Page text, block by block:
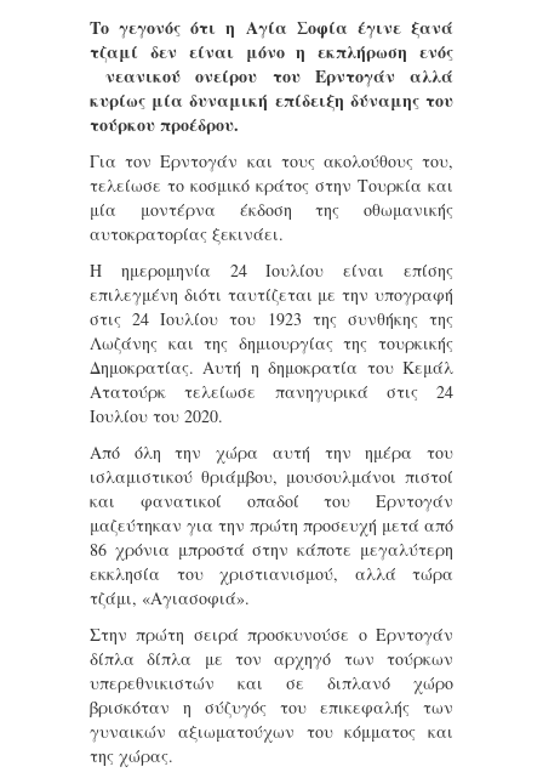
Το γεγονός ότι η Αγία Σοφία έγινε ξανά
τζαμί δεν είναι μόνο η εκπλήρωση ενός
νεανικού ονείρου του Ερντογάν αλλά
κυρίως μία δυναμική επίδειξη δύναμης του
τούρκου προέδρου.
Για τον Ερντογάν και τους ακολούθους του,
τελείωσε το κοσμικό κράτος στην Τουρκία και
μία μοντέρνα έκδοση της οθωμανικής
αυτοκρατορίας ξεκινάει.
Η ημερομηνία 24 Ιουλίου είναι επίσης
επιλεγμένη διότι ταυτίζεται με την υπογραφή
στις 24 Ιουλίου του 1923 της συνθήκης της
Λωζάνης και της δημιουργίας της τουρκικής
Δημοκρατίας. Αυτή η δημοκρατία του Κεμάλ
Ατατούρκ τελείωσε πανηγυρικά στις 24
Ιουλίου του 2020.
Από όλη την χώρα αυτή την ημέρα του
ισλαμιστικού θριάμβου, μουσουλμάνοι πιστοί
και φανατικοί οπαδοί του Ερντογάν
μαζεύτηκαν για την πρώτη προσευχή μετά από
86 χρόνια μπροστά στην κάποτε μεγαλύτερη
εκκλησία του χριστιανισμού, αλλά τώρα
τζάμι, «Αγιασοφιά».
Στην πρώτη σειρά προσκυνούσε ο Ερντογάν
δίπλα δίπλα με τον αρχηγό των τούρκων
υπερεθνικιστών και σε διπλανό χώρο
βρισκόταν η σύζυγός του επικεφαλής των
γυναικών αξιωματούχων του κόμματος και
της χώρας.